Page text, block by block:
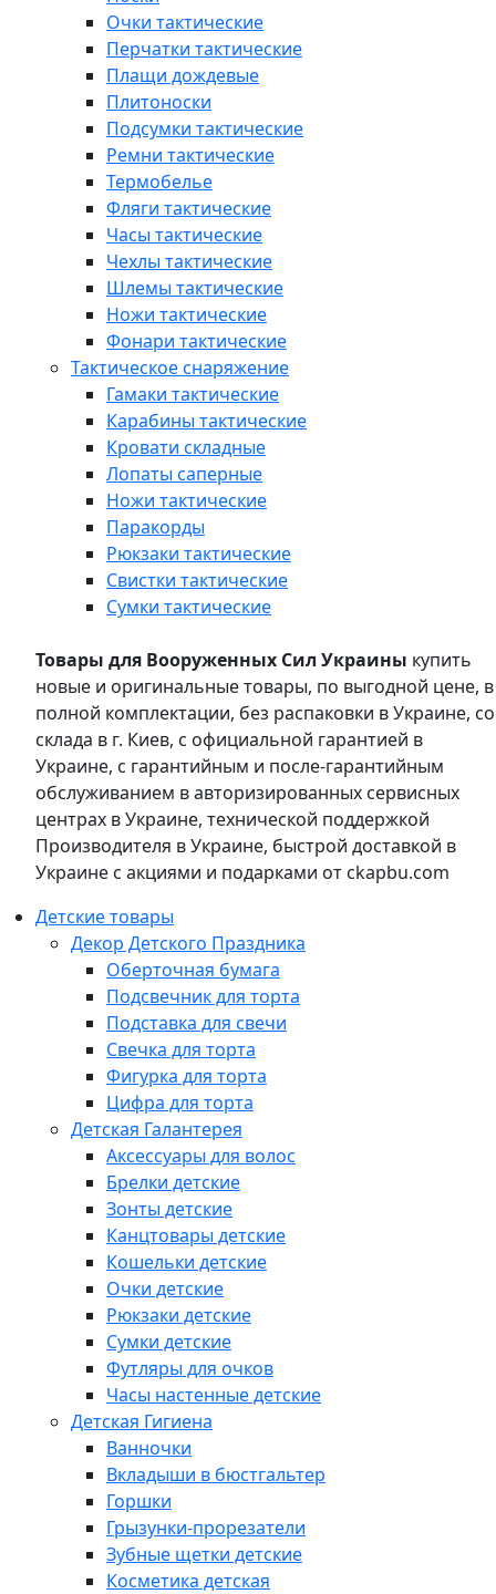
Очки тактические
Перчатки тактические
Плащи дождевые
Плитоноски
Подсумки тактические
Ремни тактические
Термобелье
Фляги тактические
Часы тактические
Чехлы тактические
Шлемы тактические
Ножи тактические
Фонари тактические
Тактическое снаряжение
Гамаки тактические
Карабины тактические
Кровати складные
Лопаты саперные
Ножи тактические
Паракорды
Рюкзаки тактические
Свистки тактические
Сумки тактические
Товары для Вооруженных Сил Украины купить
новые и оригинальные товары, по выгодной цене, в
полной комплектации, без распаковки в Украине, со
склада в г. Киев, с официальной гарантией в
Украине, с гарантийным и после-гарантийным
обслуживанием в авторизированных сервисных
центрах в Украине, технической поддержкой
Производителя в Украине, быстрой доставкой в
Украине с акциями и подарками от ckapbu.com
Детские товары
Декор Детского Праздника
Оберточная бумага
Подсвечник для торта
Подставка для свечи
Свечка для торта
Фигурка для торта
Цифра для торта
Детская Галантерея
Аксессуары для волос
Брелки детские
Зонты детские
Канцтовары детские
Кошельки детские
Очки детские
Рюкзаки детские
Сумки детские
Футляры для очков
Часы настенные детские
Детская Гигиена
Ванночки
Вкладыши в бюстгальтер
Горшки
Грызунки-прорезатели
Зубные щетки детские
Косметика детская